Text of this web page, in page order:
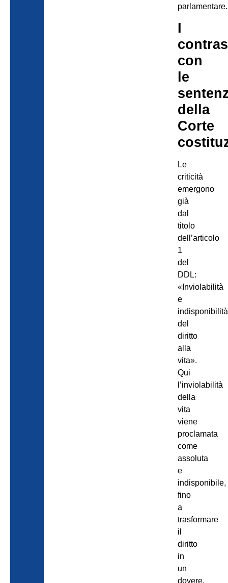
parlamentare.
I
con
le
della
Corte
Le
criticità
emergono
già
dal
titolo
dell’articolo
1
del
DDL:
«Inviolabilità
e
indisponibilità
del
diritto
alla
vita».
Qui
l’inviolabilità
della
vita
viene
proclamata
come
assoluta
e
indisponibile,
fino
a
trasformare
il
diritto
in
un
dovere.